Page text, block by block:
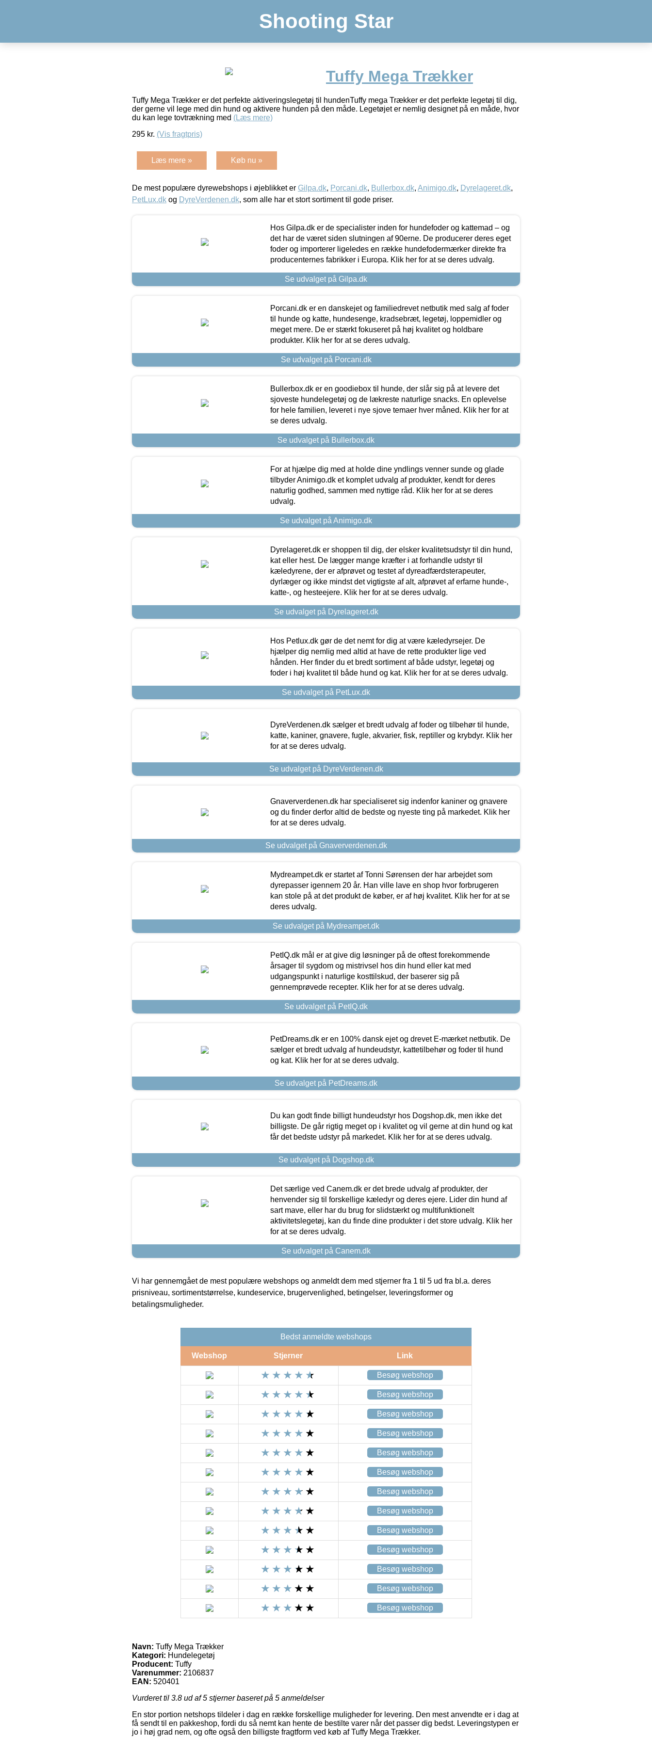
Shooting Star
Tuffy Mega Trækker
Tuffy Mega Trækker er det perfekte aktiveringslegetøj til hundenTuffy mega Trækker er det perfekte legetøj til dig,
der gerne vil lege med din hund og aktivere hunden på den måde. Legetøjet er nemlig designet på en måde, hvor
du kan lege tovtrækning med (Læs mere)
295 kr. (Vis fragtpris)
Læs mere » Køb nu »
De mest populære dyrewebshops i øjeblikket er Gilpa.dk, Porcani.dk, Bullerbox.dk, Animigo.dk, Dyrelageret.dk,
PetLux.dk og DyreVerdenen.dk, som alle har et stort sortiment til gode priser.
Hos Gilpa.dk er de specialister inden for hundefoder og kattemad – og
det har de været siden slutningen af 90erne. De producerer deres eget
foder og importerer ligeledes en række hundefodermærker direkte fra
producenternes fabrikker i Europa. Klik her for at se deres udvalg.
Se udvalget på Gilpa.dk
Porcani.dk er en danskejet og familiedrevet netbutik med salg af foder
til hunde og katte, hundesenge, kradsebræt, legetøj, loppemidler og
meget mere. De er stærkt fokuseret på høj kvalitet og holdbare
produkter. Klik her for at se deres udvalg.
Se udvalget på Porcani.dk
Bullerbox.dk er en goodiebox til hunde, der slår sig på at levere det
sjoveste hundelegetøj og de lækreste naturlige snacks. En oplevelse
for hele familien, leveret i nye sjove temaer hver måned. Klik her for at
se deres udvalg.
Se udvalget på Bullerbox.dk
For at hjælpe dig med at holde dine yndlings venner sunde og glade
tilbyder Animigo.dk et komplet udvalg af produkter, kendt for deres
naturlig godhed, sammen med nyttige råd. Klik her for at se deres
udvalg.
Se udvalget på Animigo.dk
Dyrelageret.dk er shoppen til dig, der elsker kvalitetsudstyr til din hund,
kat eller hest. De lægger mange kræfter i at forhandle udstyr til
kæledyrene, der er afprøvet og testet af dyreadfærdsterapeuter,
dyrlæger og ikke mindst det vigtigste af alt, afprøvet af erfarne hunde-,
katte-, og hesteejere. Klik her for at se deres udvalg.
Se udvalget på Dyrelageret.dk
Hos Petlux.dk gør de det nemt for dig at være kæledyrsejer. De
hjælper dig nemlig med altid at have de rette produkter lige ved
hånden. Her finder du et bredt sortiment af både udstyr, legetøj og
foder i høj kvalitet til både hund og kat. Klik her for at se deres udvalg.
Se udvalget på PetLux.dk
DyreVerdenen.dk sælger et bredt udvalg af foder og tilbehør til hunde,
katte, kaniner, gnavere, fugle, akvarier, fisk, reptiller og krybdyr. Klik her
for at se deres udvalg.
Se udvalget på DyreVerdenen.dk
Gnaververdenen.dk har specialiseret sig indenfor kaniner og gnavere
og du finder derfor altid de bedste og nyeste ting på markedet. Klik her
for at se deres udvalg.
Se udvalget på Gnaververdenen.dk
Mydreampet.dk er startet af Tonni Sørensen der har arbejdet som
dyrepasser igennem 20 år. Han ville lave en shop hvor forbrugeren
kan stole på at det produkt de køber, er af høj kvalitet. Klik her for at se
deres udvalg.
Se udvalget på Mydreampet.dk
PetIQ.dk mål er at give dig løsninger på de oftest forekommende
årsager til sygdom og mistrivsel hos din hund eller kat med
udgangspunkt i naturlige kosttilskud, der baserer sig på
gennemprøvede recepter. Klik her for at se deres udvalg.
Se udvalget på PetIQ.dk
PetDreams.dk er en 100% dansk ejet og drevet E-mærket netbutik. De
sælger et bredt udvalg af hundeudstyr, kattetilbehør og foder til hund
og kat. Klik her for at se deres udvalg.
Se udvalget på PetDreams.dk
Du kan godt finde billigt hundeudstyr hos Dogshop.dk, men ikke det
billigste. De går rigtig meget op i kvalitet og vil gerne at din hund og kat
får det bedste udstyr på markedet. Klik her for at se deres udvalg.
Se udvalget på Dogshop.dk
Det særlige ved Canem.dk er det brede udvalg af produkter, der
henvender sig til forskellige kæledyr og deres ejere. Lider din hund af
sart mave, eller har du brug for slidstærkt og multifunktionelt
aktivitetslegetøj, kan du finde dine produkter i det store udvalg. Klik her
for at se deres udvalg.
Se udvalget på Canem.dk
Vi har gennemgået de mest populære webshops og anmeldt dem med stjerner fra 1 til 5 ud fra bl.a. deres
prisniveau, sortimentstørrelse, kundeservice, brugervenlighed, betingelser, leveringsformer og
betalingsmuligheder.
Bedst anmeldte webshops
Webshop Stjerner Link
Besøg webshop
Besøg webshop
Besøg webshop
Besøg webshop
Besøg webshop
Besøg webshop
Besøg webshop
Besøg webshop
Besøg webshop
Besøg webshop
Besøg webshop
Besøg webshop
Besøg webshop
Navn: Tuffy Mega Trækker
Kategori: Hundelegetøj
Producent: Tuffy
Varenummer: 2106837
EAN: 520401
Vurderet til 3.8 ud af 5 stjerner baseret på 5 anmeldelser
En stor portion netshops tildeler i dag en række forskellige muligheder for levering. Den mest anvendte er i dag at
få sendt til en pakkeshop, fordi du så nemt kan hente de bestilte varer når det passer dig bedst. Leveringstypen er
jo i høj grad nem, og ofte også den billigste fragtform ved køb af Tuffy Mega Trækker.